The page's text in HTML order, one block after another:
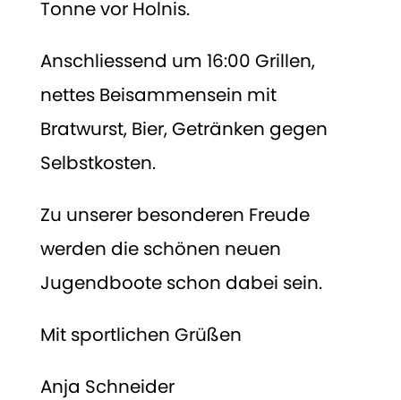
Tonne vor Holnis.
Anschliessend um 16:00 Grillen,
nettes Beisammensein mit
Bratwurst, Bier, Getränken gegen
Selbstkosten.
Zu unserer besonderen Freude
werden die schönen neuen
Jugendboote schon dabei sein.
Mit sportlichen Grüßen
Anja Schneider